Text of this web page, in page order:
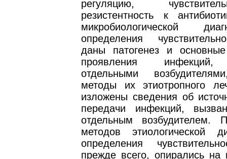
регуляцию,
резистентность к
микробиологической
определения
даны патогенез и основные
проявления инфекций,
отдельными
методы их этиотропного
изложены сведения об
передачи инфекций,
отдельным возбудителем.
методов этиологической
определения
прежде всего, опирались на